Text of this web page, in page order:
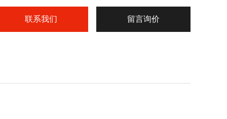
联系我们 留言询价